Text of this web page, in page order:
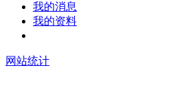
我的消息
我的资料
网站统计